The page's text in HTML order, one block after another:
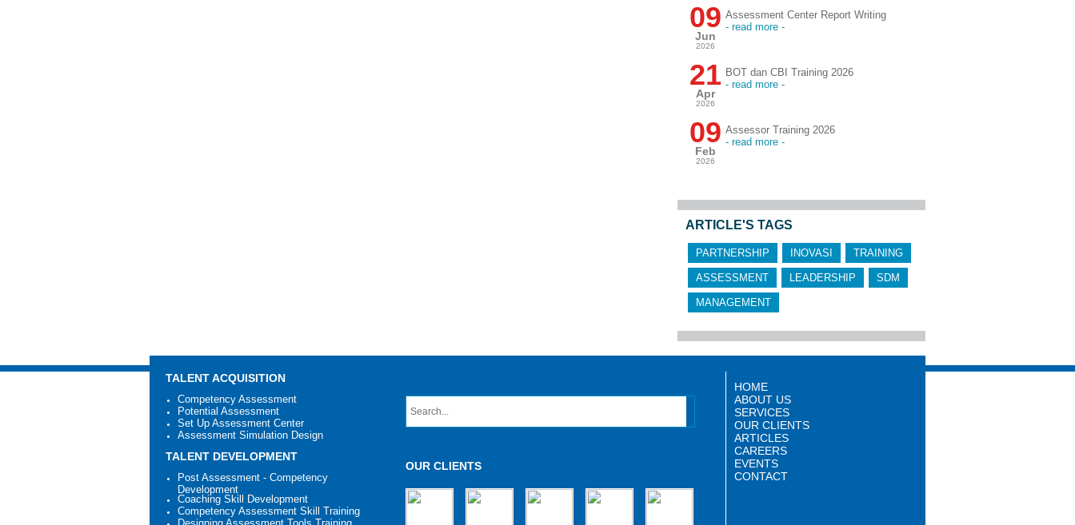
09
Jun
2026
Assessment Center Report Writing
- read more -
21
Apr
2026
BOT dan CBI Training 2026
- read more -
09
Feb
2026
Assessor Training 2026
- read more -
ARTICLE'S TAGS
PARTNERSHIP INOVASI TRAINING
ASSESSMENT LEADERSHIP SDM
MANAGEMENT
TALENT ACQUISITION
Competency Assessment
Potential Assessment
Set Up Assessment Center
Assessment Simulation Design
TALENT DEVELOPMENT
Post Assessment - Competency
Development
Coaching Skill Development
Competency Assessment Skill Training
OUR CLIENTS
HOME
ABOUT US
SERVICES
OUR CLIENTS
ARTICLES
CAREERS
EVENTS
CONTACT